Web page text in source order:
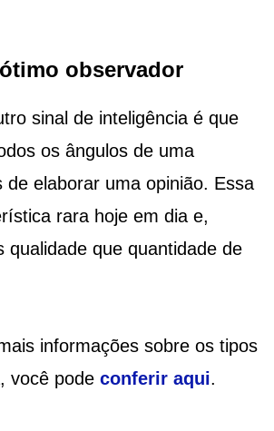
observador
sinal de inteligência é que
os ângulos de uma
de elaborar uma opinião. Essa
rara hoje em dia e,
qualidade que quantidade de
informações sobre os tipos
você pode conferir aqui.